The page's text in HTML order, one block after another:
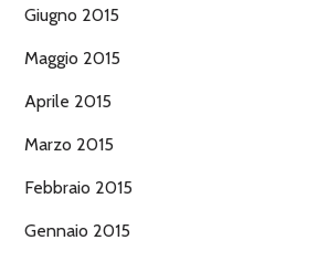
Giugno 2015
Maggio 2015
Aprile 2015
Marzo 2015
Febbraio 2015
Gennaio 2015